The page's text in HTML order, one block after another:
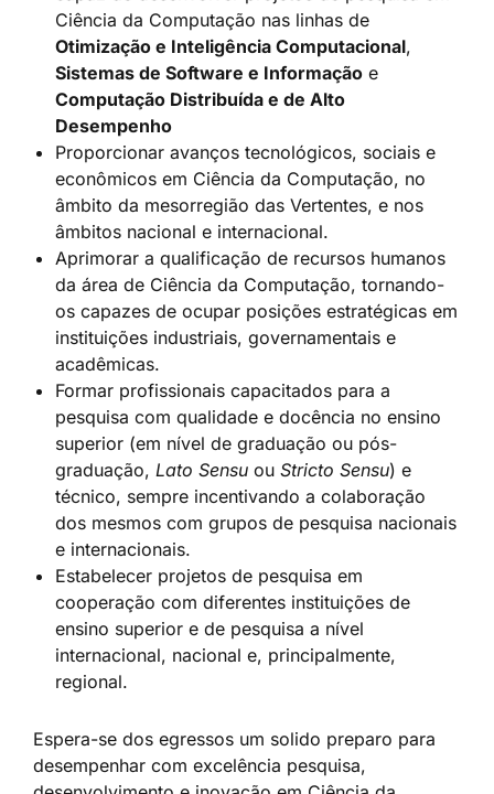
Ciência da Computação nas linhas de
Otimização e Inteligência Computacional,
Sistemas de Software e Informação e
Computação Distribuída e de Alto
Desempenho
Proporcionar avanços tecnológicos, sociais e
econômicos em Ciência da Computação, no
âmbito da mesorregião das Vertentes, e nos
âmbitos nacional e internacional.
Aprimorar a qualificação de recursos humanos
da área de Ciência da Computação, tornando-
os capazes de ocupar posições estratégicas em
instituições industriais, governamentais e
acadêmicas.
Formar profissionais capacitados para a
pesquisa com qualidade e docência no ensino
superior (em nível de graduação ou pós-
graduação, Lato Sensu ou Stricto Sensu) e
técnico, sempre incentivando a colaboração
dos mesmos com grupos de pesquisa nacionais
e internacionais.
Estabelecer projetos de pesquisa em
cooperação com diferentes instituições de
ensino superior e de pesquisa a nível
internacional, nacional e, principalmente,
regional.
Espera-se dos egressos um solido preparo para
desempenhar com excelência pesquisa,